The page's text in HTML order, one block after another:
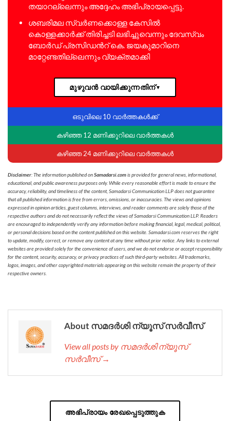
തയാറല്ലെന്നും അദ്ദേഹം അഭിപ്രായപ്പെട്ടു.
ശബരിമല സ്വർണക്കൊള്ള കേസിൽ
കൊള്ളക്കാർക്ക് തിരിച്ചടി ലഭിച്ചുവെന്നും ദേവസ്വം
ബോർഡ് പ്രസിഡന്‍റ് കെ. ജയകുമാറിനെ
മാറ്റേണ്ടതില്ലെന്നും വ്യക്തമാക്കി
മുഴുവൻ വായിക്കുന്നതിന്▼
ഒടുവിലെ 10 വാർത്തകൾക്ക്
കഴിഞ്ഞ 12 മണിക്കൂറിലെ വാർത്തകൾ
കഴിഞ്ഞ 24 മണിക്കൂറിലെ വാർത്തകൾ
Disclaimer: The information published onSamadarsi.comis provided for general news, informational,
educational, and public awareness purposes only. While every reasonable effort is made to ensure the
accuracy, reliability, and timeliness of the content, Samadarsi Communication LLP does not guarantee
that all published information is free from errors, omissions, or inaccuracies. The views and opinions
expressed in opinion articles, guest columns, interviews, and reader comments are solely those of the
respective authors and do not necessarily reflect the views of Samadarsi Communication LLP. Readers
are encouraged to independently verify any information before making financial, legal, medical, political,
or personal decisions based on the content published on this website. Samadarsi.com reserves the right
to update, modify, correct, or remove any content at any time without prior notice. Any links to external
websites are provided solely for the convenience of users, and we do not endorse or accept responsibility
for the content, security, accuracy, or privacy practices of such third-party websites. All trademarks,
logos, images, and other copyrighted materials appearing on this website remain the property of their
respective owners.
About സമദർശി ന്യൂസ് സർവീസ്
View all posts by സമദർശി ന്യൂസ്
സർവീസ് →
അഭിപ്രായം രേഖപ്പെടുത്തുക